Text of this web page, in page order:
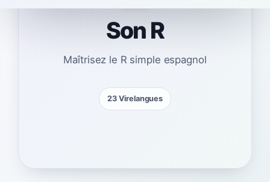
Son R
Maîtrisez le R simple espagnol
23 Virelangues